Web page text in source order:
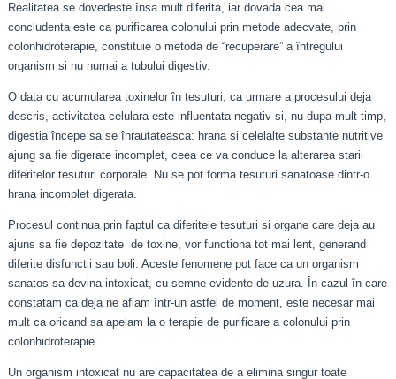
Realitatea se dovedeste însa mult diferita, iar dovada cea mai
concludenta este ca purificarea colonului prin metode adecvate, prin
colonhidroterapie, constituie o metoda de “recuperare” a întregului
organism si nu numai a tubului digestiv.
O data cu acumularea toxinelor în tesuturi, ca urmare a procesului deja
descris, activitatea celulara este influentata negativ si, nu dupa mult timp,
digestia începe sa se înrautateasca: hrana si celelalte substante nutritive
ajung sa fie digerate incomplet, ceea ce va conduce la alterarea starii
diferitelor tesuturi corporale. Nu se pot forma tesuturi sanatoase dintr-o
hrana incomplet digerata.
Procesul continua prin faptul ca diferitele tesuturi si organe care deja au
ajuns sa fie depozitate de toxine, vor functiona tot mai lent, generand
diferite disfunctii sau boli. Aceste fenomene pot face ca un organism
sanatos sa devina intoxicat, cu semne evidente de uzura. În cazul în care
constatam ca deja ne aflam într-un astfel de moment, este necesar mai
mult ca oricand sa apelam la o terapie de purificare a colonului prin
colonhidroterapie.
Un organism intoxicat nu are capacitatea de a elimina singur toate